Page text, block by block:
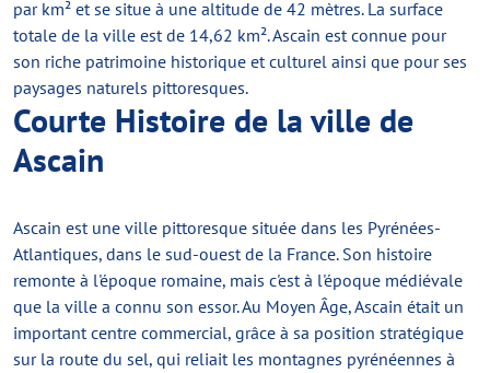
par km² et se situe à une altitude de 42 mètres. La surface
totale de la ville est de 14,62 km². Ascain est connue pour
son riche patrimoine historique et culturel ainsi que pour ses
paysages naturels pittoresques.
Courte Histoire de la ville de
Ascain
Ascain est une ville pittoresque située dans les Pyrénées-
Atlantiques, dans le sud-ouest de la France. Son histoire
remonte à l'époque romaine, mais c'est à l'époque médiévale
que la ville a connu son essor. Au Moyen Âge, Ascain était un
important centre commercial, grâce à sa position stratégique
sur la route du sel, qui reliait les montagnes pyrénéennes à